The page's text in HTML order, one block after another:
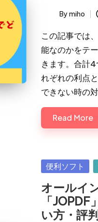
Posted
By miho
この記事では
能なのかをテ
きます。合計
れぞれの利点
できない時の
Read More
Posted
便利ソフト
オールイ
「
い方・評